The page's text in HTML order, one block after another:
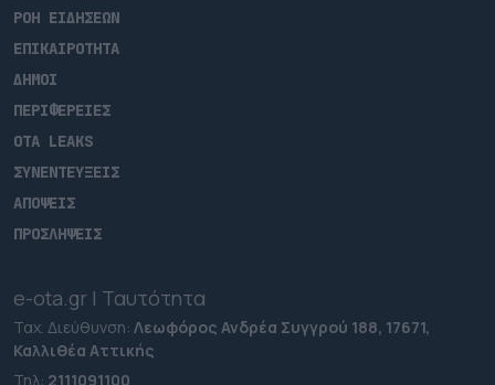
ΡΟΗ ΕΙΔΗΣΕΩΝ
ΕΠΙΚΑΙΡΟΤΗΤΑ
ΔΗΜΟΙ
ΠΕΡΙΦΕΡΕΙΕΣ
OTA LEAKS
ΣΥΝΕΝΤΕΥΞΕΙΣ
ΑΠΟΨΕΙΣ
ΠΡΟΣΛΗΨΕΙΣ
e-ota.gr | Ταυτότητα
Ταχ. Διεύθυνση: Λεωφόρος Ανδρέα Συγγρού 188, 17671,
Καλλιθέα Αττικής
Τηλ: 2111091100